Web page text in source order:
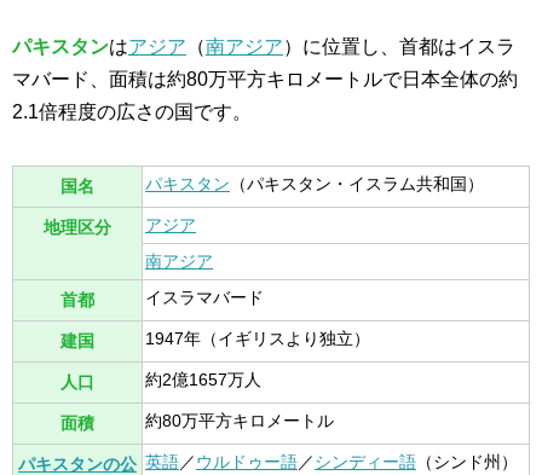
パキスタンはアジア （南アジア）に位置し、首都はイスラ
マバード、面積は約80万平方キロメートルで日本全体の約
2.1倍程度の広さの国です。
国名 パキスタン （パキスタン・イスラム共和国）
地理区分
アジア
南アジア
首都
イスラマバード
建国 1947年（イギリスより独立）
人口 約2億1657万人
面積 約80万平方キロメートル
パキスタンの公 英語／ウルドゥー語／シンディー語 （シンド州）